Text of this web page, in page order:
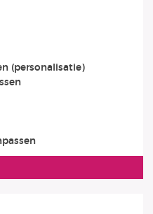
(personalisatie)